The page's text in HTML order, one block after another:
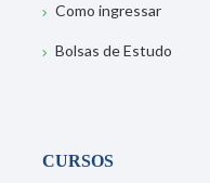
Como ingressar
Bolsas de Estudo
CURSOS